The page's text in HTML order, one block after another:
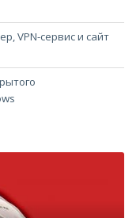
VPN-сервис и сайт